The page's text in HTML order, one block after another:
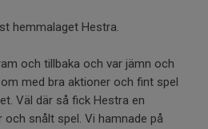
hemmalaget Hestra.
och tillbaka och var jämn och
med bra aktioner och fint spel
Väl där så fick Hestra en
snålt spel. Vi hamnade på